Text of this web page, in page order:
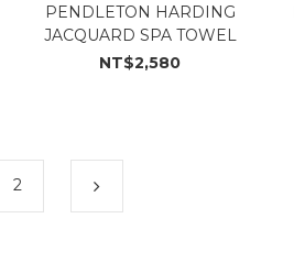
PENDLETON HARDING
JACQUARD SPA TOWEL
NT$2,580
2